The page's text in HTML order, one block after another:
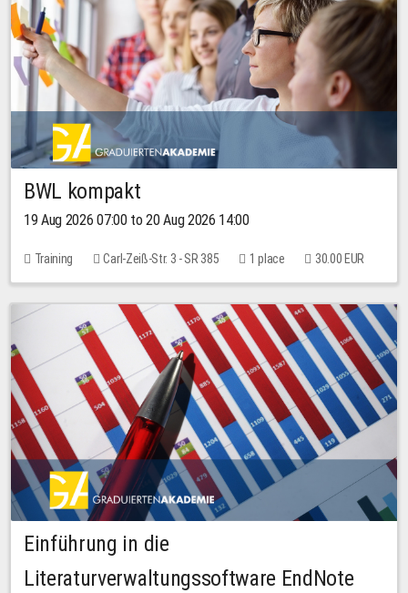
BWL kompakt
19 Aug 2026 07:00 to 20 Aug 2026 14:00
Training Carl-Zeiß-Str. 3 - SR 385 1 place 30.00 EUR
Einführung in die
Literaturverwaltungssoftware EndNote